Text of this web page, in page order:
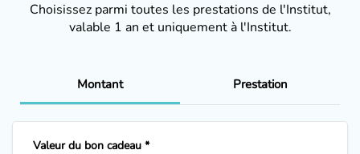
Choisissez parmi toutes les prestations de l'Institut,
valable 1 an et uniquement à l'Institut.
Montant Prestation
Valeur du bon cadeau *